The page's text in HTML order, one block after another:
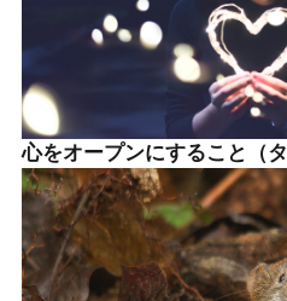
心をオープンにすること（